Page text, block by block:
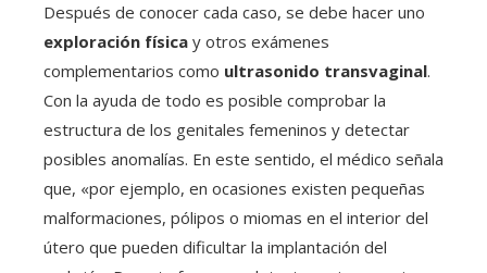
Después de conocer cada caso, se debe hacer uno
exploración física y otros exámenes
complementarios como ultrasonido transvaginal.
Con la ayuda de todo es posible comprobar la
estructura de los genitales femeninos y detectar
posibles anomalías. En este sentido, el médico señala
que, «por ejemplo, en ocasiones existen pequeñas
malformaciones, pólipos o miomas en el interior del
útero que pueden dificultar la implantación del